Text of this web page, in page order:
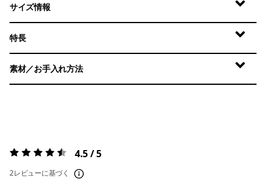
サイズ情報
特長
素材／お手入れ方法
評価:4.5 / 5 4.5 / 5
2レビューに基づく